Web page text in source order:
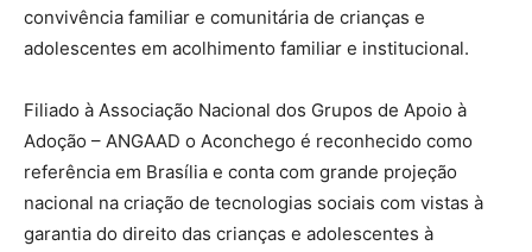
convivência familiar e comunitária de crianças e
adolescentes em acolhimento familiar e institucional.
Filiado à Associação Nacional dos Grupos de Apoio à
Adoção – ANGAAD o Aconchego é reconhecido como
referência em Brasília e conta com grande projeção
nacional na criação de tecnologias sociais com vistas à
garantia do direito das crianças e adolescentes à